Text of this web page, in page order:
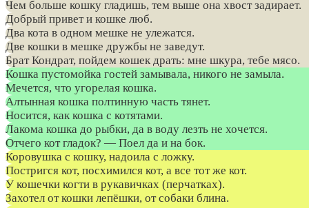
Чем больше кошку гладишь, тем выше она хвост задирает.
Добрый привет и кошке люб.
Два кота в одном мешке не улежатся.
Две кошки в мешке дружбы не заведут.
Брат Кондрат, пойдем кошек драть: мне шкура, тебе мясо.
Кошка пустомойка гостей замывала, никого не замыла.
Мечется, что угорелая кошка.
Алтынная кошка полтинную часть тянет.
Носится, как кошка с котятами.
Лакома кошка до рыбки, да в воду лезть не хочется.
Отчего кот гладок? — Поел да и на бок.
Коровушка с кошку, надоила с ложку.
Постригся кот, посхимился кот, а все тот же кот.
У кошечки когти в рукавичках (перчатках).
Захотел от кошки лепёшки, от собаки блина.